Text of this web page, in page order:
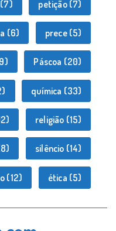
petição(7)
(6) prece(5)
Páscoa (20)
química (33)
religião (15)
silêncio (14)
(12) ética (5)